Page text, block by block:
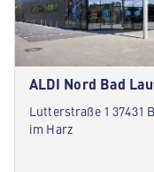
Lutterstraße 1 37431
im Harz